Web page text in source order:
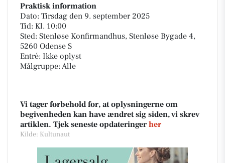
Praktisk information
Dato: Tirsdag den 9. september 2025
Tid: Kl. 10:00
Sted: Stenløse Konfirmandhus, Stenløse Bygade 4,
5260 Odense S
Entré: Ikke oplyst
Målgruppe: Alle
Vi tager forbehold for, at oplysningerne om
begivenheden kan have ændret sig siden, vi skrev
artiklen. Tjek seneste opdateringer her
Kilde: Kultunaut